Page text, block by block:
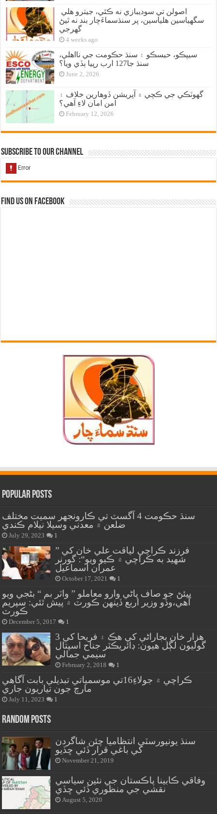
سگهياسين هلياسين، پر سنڌسماءَچار بند نه ٿيڻ
گهرجي
4 weeks ago
سيپڪو، حيسڪو ۽ سنڌ حڪومت جي نااهلي،
سنڌ جا127 ارب رپيا ٻڏي ويا؟
June 2, 2026
گهوٽڪي جي ڪچي ۾ آپريشن ڏوهارين خلاف ۽
امن امان لاءِ آهي؟
February 12, 2026
Subscribe to our Channel
Find us on Facebook
Popular Posts
سنڌ حڪومت 4 آگسٽ تي ڪارونجهر سميت مختلف
ضلعن ۾ معدني وسيلا نيلام ڪندي
July 29, 2023 1
” فرزند ڪراچي لياقت علي خان کي
شهيد به ڪراچي ۾ ڪيو ويو“: گورنر
عمران اسماعيل
October 17, 2021 1
پيئڻ جو صاف پاڻي وارو معاملو ” واٽر بم “ بڻجي ويو
آهي،وڏو وزير اربع ڏينهن ڪورٽ ۾ پيش ٿئي: سپريم
ڪورٽ
December 5, 2017 1
هزار خان بجاراڻي کي هڪ ۽ فريحا کي 3
گوليون لڳل هيون: ڊائريڪٽر جناح اسپتال
سيمي جمالي
February 2, 2018 1
ڪراچي ۾ جولاءِ16تي موسمياتي تبديلي بابت آگاهي
مارچ جون تياريون جاري
July 11, 2023 1
Random Posts
سنڌ يونيورسٽي انتظاميا چئن شاگردن
کي باغي قرار ڏئي ڇڏيو
November 21, 2019
وفاقي ڪابينا پاڪستان جي نئين سياسي
نقشي جي منظوري ڏئي ڇڏي
August 5, 2020